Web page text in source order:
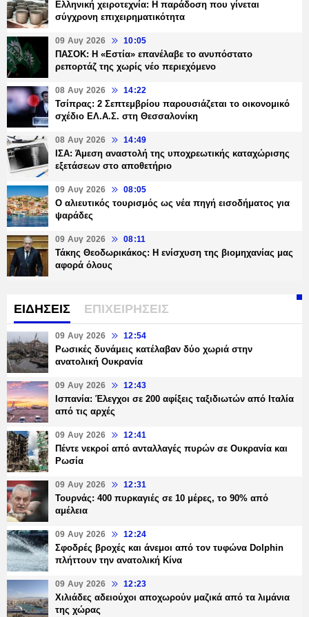
Ελληνική χειροτεχνία: Η παράδοση που γίνεται
σύγχρονη επιχειρηματικότητα
09 Αυγ 2026 10:05
ΠΑΣΟΚ: Η «Εστία» επανέλαβε το ανυπόστατο
ρεπορτάζ της χωρίς νέο περιεχόμενο
08 Αυγ 2026 14:22
Τσίπρας: 2 Σεπτεμβρίου παρουσιάζεται το οικονομικό
σχέδιο ΕΛ.Α.Σ. στη Θεσσαλονίκη
08 Αυγ 2026 14:49
ΙΣΑ: Άμεση αναστολή της υποχρεωτικής καταχώρισης
εξετάσεων στο αποθετήριο
09 Αυγ 2026 08:05
Ο αλιευτικός τουρισμός ως νέα πηγή εισοδήματος για
ψαράδες
09 Αυγ 2026 08:11
Τάκης Θεοδωρικάκος: Η ενίσχυση της βιομηχανίας μας
αφορά όλους
ΕΙΔΗΣΕΙΣ ΕΠΙΧΕΙΡΗΣΕΙΣ
09 Αυγ 2026 12:54
Ρωσικές δυνάμεις κατέλαβαν δύο χωριά στην
ανατολική Ουκρανία
09 Αυγ 2026 12:43
Ισπανία: Έλεγχοι σε 200 αφίξεις ταξιδιωτών από Ιταλία
από τις αρχές
09 Αυγ 2026 12:41
Πέντε νεκροί από ανταλλαγές πυρών σε Ουκρανία και
Ρωσία
09 Αυγ 2026 12:31
Τουρνάς: 400 πυρκαγιές σε 10 μέρες, το 90% από
αμέλεια
09 Αυγ 2026 12:24
Σφοδρές βροχές και άνεμοι από τον τυφώνα Dolphin
πλήττουν την ανατολική Κίνα
09 Αυγ 2026 12:23
Χιλιάδες αδειούχοι αποχωρούν μαζικά από τα λιμάνια
της χώρας